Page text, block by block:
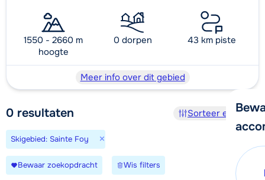
1550 - 2660 m
hoogte
0 dorpen 43 km piste
Meer info over dit gebied
0 resultaten Sorteer en filter
Skigebied: Sainte Foy ×
Bewaar zoekopdracht Wis filters